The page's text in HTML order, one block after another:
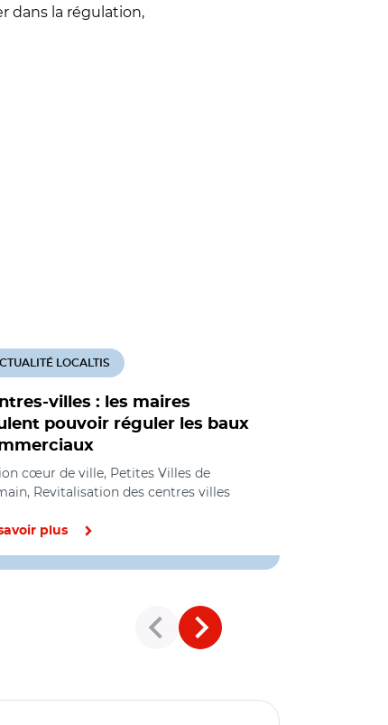
dans la régulation,
villes : les maires
pouvoir réguler les baux
LOCALTIS
cœur de ville, Petites Villes de
Revitalisation des centres villes
plus